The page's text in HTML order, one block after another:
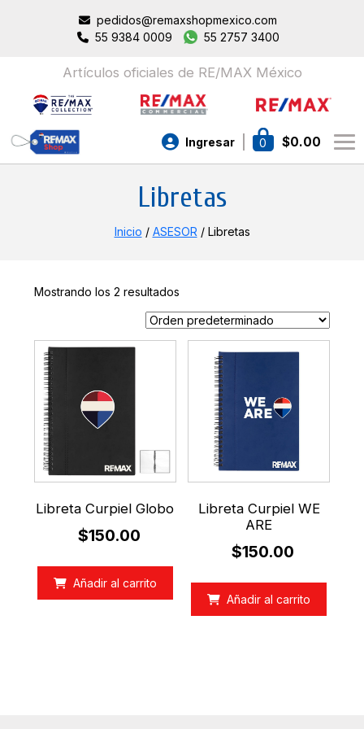
pedidos@remaxshopmexico.com
55 9384 0009
55 2757 3400
Artículos oficiales de RE/MAX México
Ingresar 0 $0.00
Libretas
Inicio / ASESOR / Libretas
Mostrando los 2 resultados
Libreta Curpiel Globo
$150.00
Añadir al carrito
Libreta Curpiel WE
ARE
$150.00
Añadir al carrito